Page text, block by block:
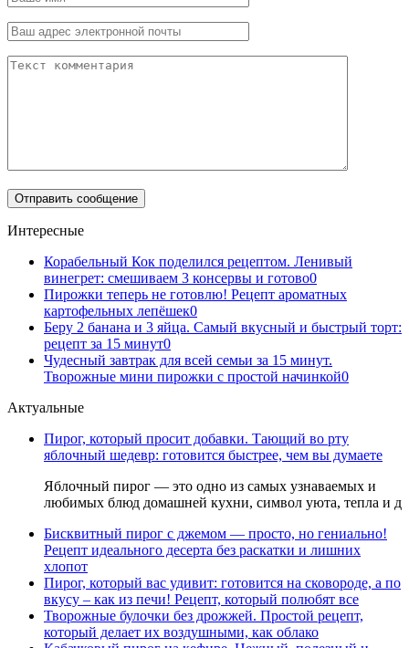
Интересные
Корабельный Кок поделился рецептом. Ленивый
винегрет: смешиваем 3 консервы и готово0
Пирожки теперь не готовлю! Рецепт ароматных
картофельных лепёшек0
Беру 2 банана и 3 яйца. Самый вкусный и быстрый торт:
рецепт за 15 минут0
Чудесный завтрак для всей семьи за 15 минут.
Творожные мини пирожки с простой начинкой0
Актуальные
Пирог, который просит добавки. Тающий во рту
яблочный шедевр: готовится быстрее, чем вы думаете
Яблочный пирог — это одно из самых узнаваемых и
любимых блюд домашней кухни, символ уюта, тепла и д
Бисквитный пирог с джемом — просто, но гениально!
Рецепт идеального десерта без раскатки и лишних
хлопот
Пирог, который вас удивит: готовится на сковороде, а по
вкусу – как из печи! Рецепт, который полюбят все
Творожные булочки без дрожжей. Простой рецепт,
который делает их воздушными, как облако